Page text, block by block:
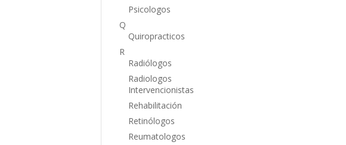
Psicologos
Q
Quiropracticos
R
Radiólogos
Radiologos
Intervencionistas
Rehabilitación
Retinólogos
Reumatologos